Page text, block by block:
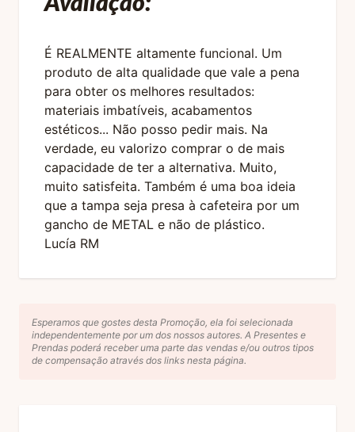
É REALMENTE altamente funcional. Um
produto de alta qualidade que vale a pena
para obter os melhores resultados:
materiais imbatíveis, acabamentos
estéticos... Não posso pedir mais. Na
verdade, eu valorizo comprar o de mais
capacidade de ter a alternativa. Muito,
muito satisfeita. Também é uma boa ideia
que a tampa seja presa à cafeteira por um
gancho de METAL e não de plástico.
Lucía RM
Esperamos que gostes desta Promoção, ela foi selecionada
independentemente por um dos nossos autores. A Presentes e
Prendas poderá receber uma parte das vendas e/ou outros tipos
de compensação através dos links nesta página.